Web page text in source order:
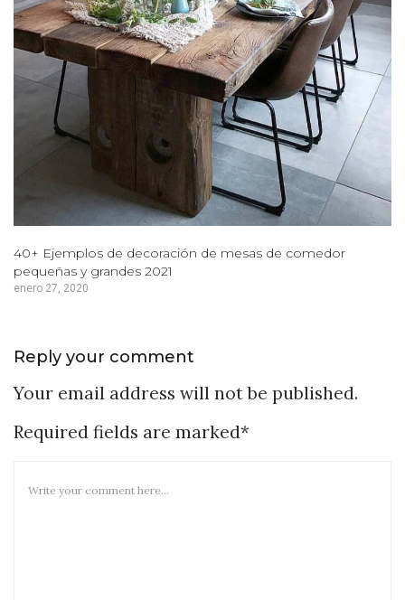
40+ Ejemplos de decoración de mesas de comedor
pequeñas y grandes 2021
enero 27, 2020
Reply your comment
Your email address will not be published.
Required fields are marked*